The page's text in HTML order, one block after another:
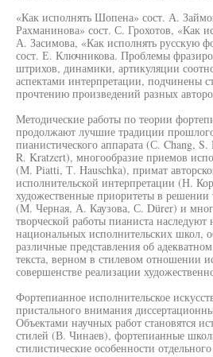
«Как исполнять Шопена» сост. А.
Рахманинова» сост. С. Грохотов, «Как
А. Засимова, «Как исполнять русскую
сост. Е. Ключникова. Проблемы
штрихов, динамики, артикуляции
аспектами интерпретации, подчинены
прочтению произведений разных
Методические работы по теории
продолжают лучшие традиции
пианистического аппарата (С. Chang,
R. Kratzert), многообразие приемов
(М. Piatti, Т. Hauschka), примат
исполнительской интерпретации (Н.
художественные приоритеты в решении
(М. Черная, А. Каузова, С. Dürer) и
творческой работы пианиста наследуют
национальных исполнительских школ,
различные представления об
текста, верном в стилевом отношении
совершенстве реализации
Фортепианное исполнительское
пристального внимания
Объектами научных работ становятся
стилей (В. Чинаев), фортепианные
стилистические особенности